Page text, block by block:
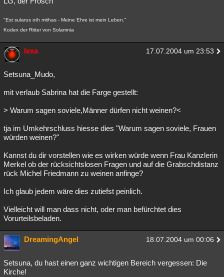
"Est sularus oth mithas - Meine Ehre ist mein Leben."
Kodex der Ritter von Solamnia
lexa 17.07.2004 um 23:53
Setsuna_Mudo,
mit verlaub Sabrina hat die Farge gestellt:
> Warum sagen soviele,Männer dürfen nicht weinen?<
tja im Umkehrschluss hiesse dies "Warum sagen soviele, Frauen
würden weinen?"
Kannst du dir vorstellen wie es wirken würde wenn Frau Kanzlerin
Merkel ob der rücksichtslosen Fragen und auf die Grabschdistanz
rück Michel Friedmann zu weinen anfinge?
Ich glaub jedem wäre dies zutiefst peinlich.
Vielleicht will man dass nicht, oder man befürchtet dies
Vorurteilsbeladen.
DreamingAngel 18.07.2004 um 00:06
Setsuna, du hast einen ganz wichtigen Bereich vergessen: Die
Kirche!